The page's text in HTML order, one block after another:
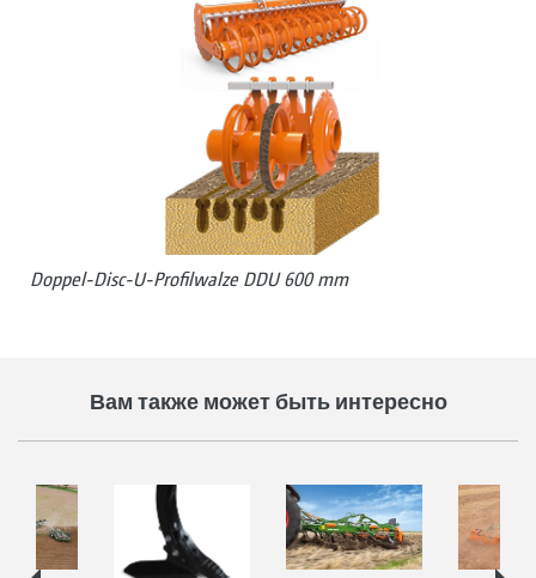
Doppel-Disc-U-Profilwalze DDU 600 mm
Вам также может быть интересно